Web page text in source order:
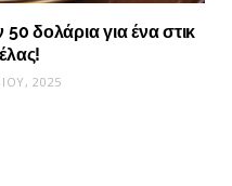
δολάρια για ένα στικ
2025